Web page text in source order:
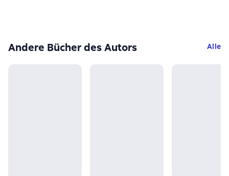
Andere Bücher des Autors Alle